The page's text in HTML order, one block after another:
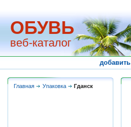
ОБУВЬ
веб-каталог
добавить
Главная Упаковка Гданск